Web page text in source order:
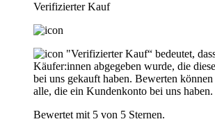
Verifizierter Kauf
"Verifizierter Kauf“ bedeutet,
Käufer:innen abgegeben wurde, die
bei uns gekauft haben. Bewerten
alle, die ein Kundenkonto bei uns haben.
Bewertet mit 5 von 5 Sternen.